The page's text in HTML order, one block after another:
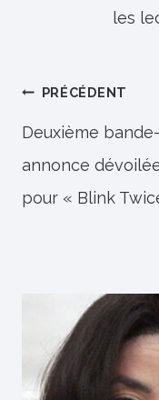
les
Navigation
de
l’article
PRÉCÉDENT
Deuxième bande-
annonce
pour « Blink